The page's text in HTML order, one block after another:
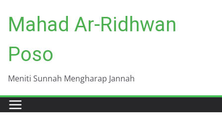
content
Mahad Ar-Ridhwan
Poso
Meniti Sunnah Mengharap Jannah